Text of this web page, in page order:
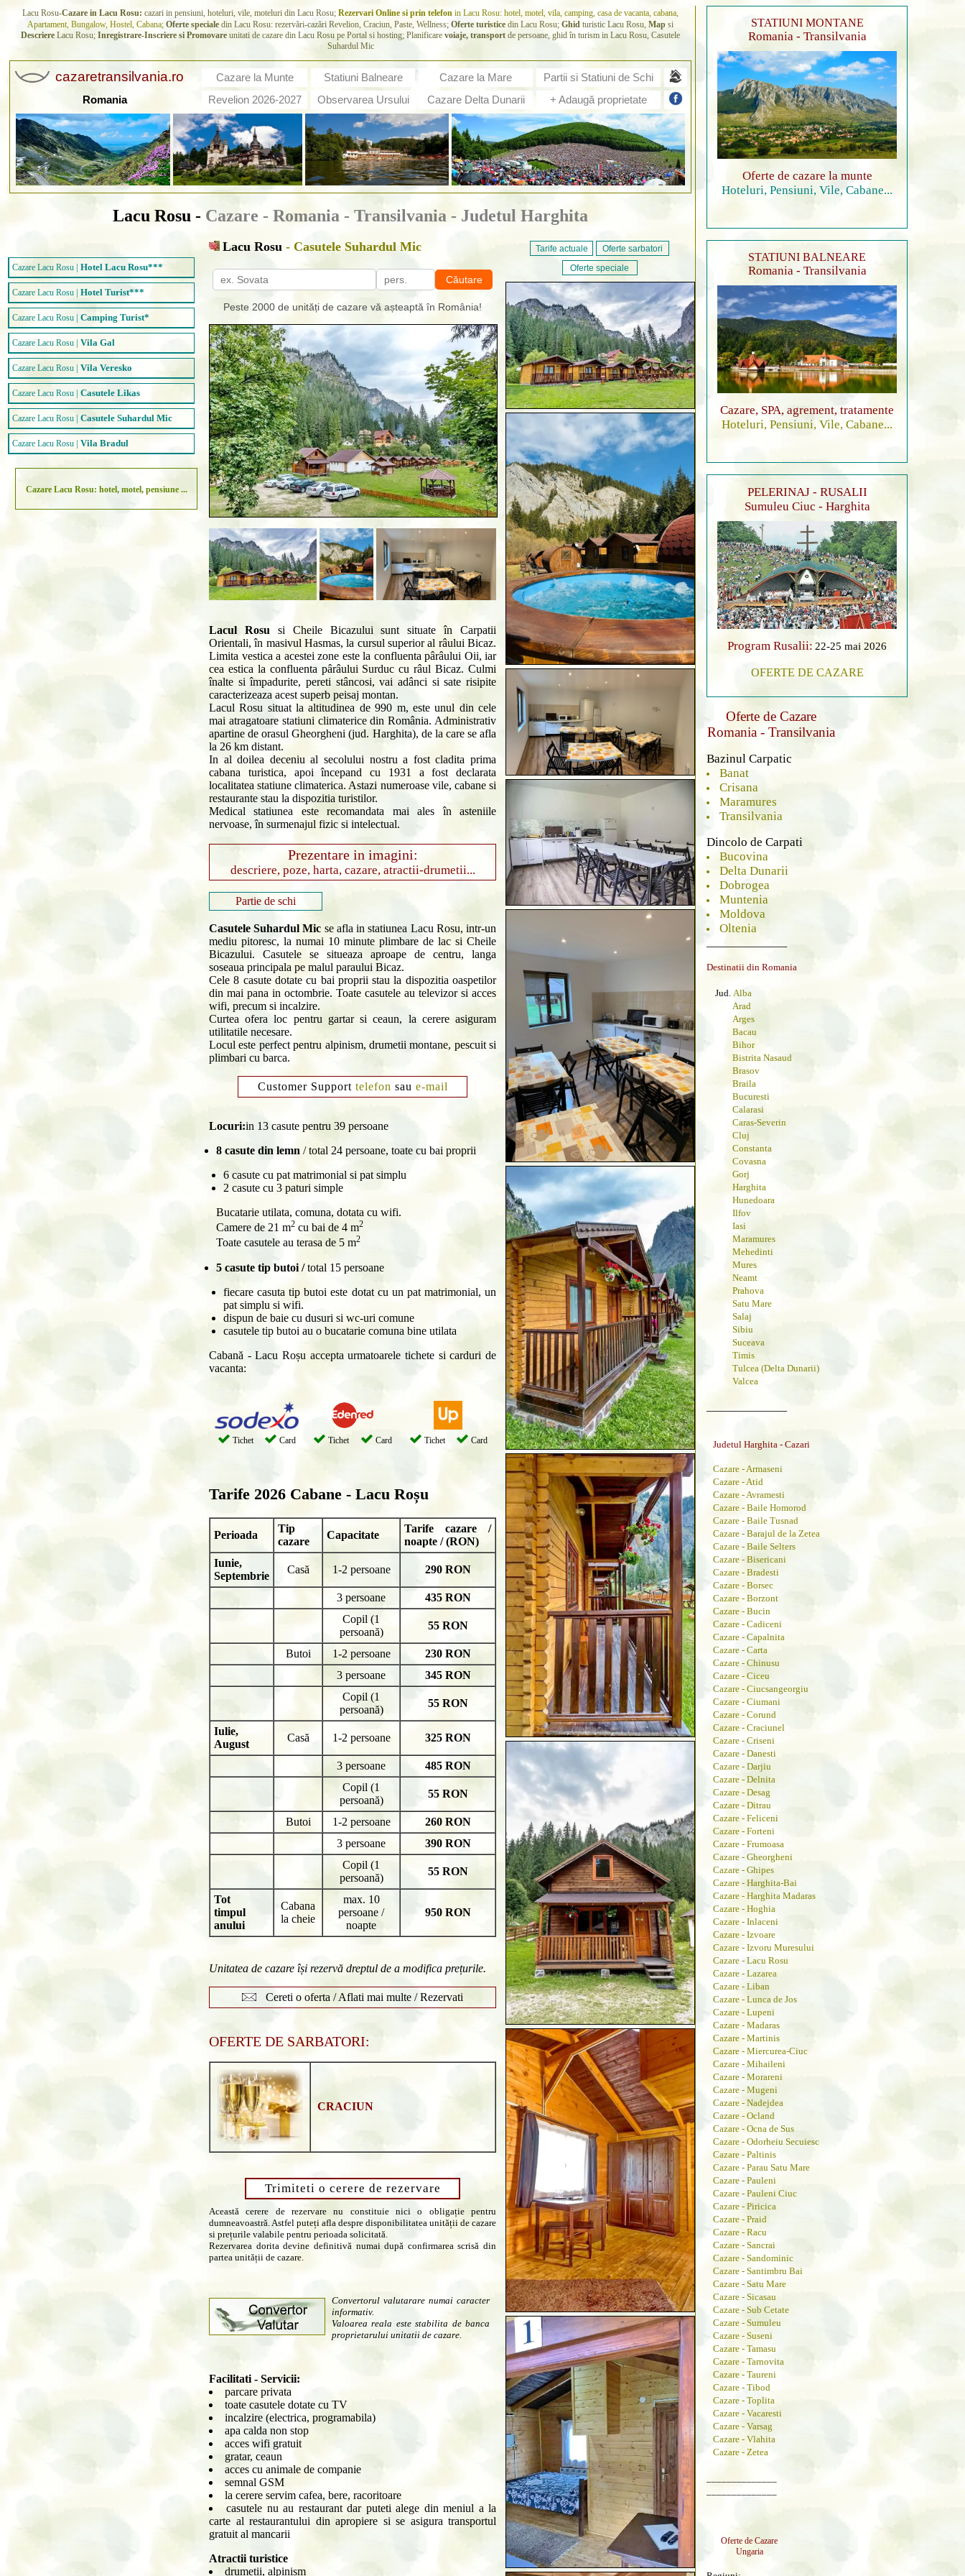
Lacu Rosu-Cazare in Lacu Rosu: cazari in pensiuni, hoteluri, vile, moteluri din Lacu Rosu; Rezervari Online si prin telefon in Lacu Rosu: hotel, motel, vila, camping, casa de vacanta, cabana,
Apartament, Bungalow, Hostel, Cabana; Oferte speciale din Lacu Rosu: rezervări-cazări Revelion, Craciun, Paste, Wellness; Oferte turistice din Lacu Rosu; Ghid turistic Lacu Rosu, Map si
Descriere Lacu Rosu; Inregistrare-Inscriere si Promovare unitati de cazare din Lacu Rosu pe Portal si hosting; Planificare voiaje, transport de persoane, ghid în turism in Lacu Rosu, Casutele
Suhardul Mic
cazaretransilvania.ro Cazare la Munte Statiuni Balneare Cazare la Mare
Partii si Statiuni de Schi
Romania
Revelion 2026-2027 Observarea Ursului Cazare Delta Dunarii + Adaugă proprietate
Lacu Rosu - Cazare - Romania - Transilvania - Judetul Harghita
Cazare Lacu Rosu | Hotel Lacu Rosu***
Cazare Lacu Rosu | Hotel Turist***
Cazare Lacu Rosu | Camping Turist*
Cazare Lacu Rosu | Vila Gal
Cazare Lacu Rosu | Vila Veresko
Cazare Lacu Rosu | Casutele Likas
Cazare Lacu Rosu | Casutele Suhardul Mic
Cazare Lacu Rosu | Vila Bradul
Cazare Lacu Rosu: hotel, motel, pensiune ...
Lacu Rosu - Casutele Suhardul Mic
Căutare
Peste 2000 de unități de cazare vă așteaptă în România!
Lacul Rosu si Cheile Bicazului sunt situate în Carpatii
Orientali, în masivul Hasmas, la cursul superior al râului Bicaz.
Limita vestica a acestei zone este la confluenta pârâului Oii, iar
cea estica la confluenta pârâului Surduc cu râul Bicaz. Culmi
înalte si împadurite, pereti stâncosi, vai adânci si sate risipite
caracterizeaza acest superb peisaj montan.
Lacul Rosu situat la altitudinea de 990 m, este unul din cele
mai atragatoare statiuni climaterice din România. Administrativ
apartine de orasul Gheorgheni (jud. Harghita), de la care se afla
la 26 km distant.
In al doilea deceniu al secolului nostru a fost cladita prima
cabana turistica, apoi începand cu 1931 a fost declarata
localitatea statiune climaterica. Astazi numeroase vile, cabane si
restaurante stau la dispozitia turistilor.
Medical statiunea este recomandata mai ales în asteniile
nervoase, în surmenajul fizic si intelectual.
Prezentare in imagini:
descriere, poze, harta, cazare, atractii-drumetii...
Partie de schi
Casutele Suhardul Mic se afla in statiunea Lacu Rosu, intr-un
mediu pitoresc, la numai 10 minute plimbare de lac si Cheile
Bicazului. Casutele se situeaza aproape de centru, langa
soseaua principala pe malul paraului Bicaz.
Cele 8 casute dotate cu bai proprii stau la dispozitia oaspetilor
din mai pana in octombrie. Toate casutele au televizor si acces
wifi, precum si incalzire.
Curtea ofera loc pentru gartar si ceaun, la cerere asiguram
utilitatile necesare.
Locul este perfect pentru alpinism, drumetii montane, pescuit si
plimbari cu barca.
Customer Support telefon sau e-mail
Locuri:in 13 casute pentru 39 persoane
8 casute din lemn / total 24 persoane, toate cu bai proprii
6 casute cu pat matrimonial si pat simplu
2 casute cu 3 paturi simple
Bucatarie utilata, comuna, dotata cu wifi.
Camere de 21 m2 cu bai de 4 m2
Toate casutele au terasa de 5 m2
5 casute tip butoi /total 15 persoane
fiecare casuta tip butoi este dotat cu un pat matrimonial, un
pat simplu si wifi.
dispun de baie cu dusuri si wc-uri comune
casutele tip butoi au o bucatarie comuna bine utilata
Cabană - Lacu Roșu accepta urmatoarele tichete si carduri de
vacanta:
Tichet Card Tichet Card Tichet Card
Tarife 2026 Cabane - Lacu Roșu
Perioada
Tip
cazare
Capacitate
Tarife cazare /
noapte / (RON)
Iunie,
Septembrie
Casă 1-2 persoane 290 RON
3 persoane
435 RON
Copil (1
persoană)
55 RON
Butoi 1-2 persoane
230 RON
3 persoane
345 RON
Copil (1
persoană)
55 RON
Iulie,
August
Casă 1-2 persoane 325 RON
3 persoane
485 RON
Copil (1
persoană)
55 RON
Butoi 1-2 persoane
260 RON
3 persoane
390 RON
Copil (1
persoană)
55 RON
Tot
timpul
anului
Cabana
la cheie
max. 10
persoane /
noapte
950 RON
Unitatea de cazare își rezervă dreptul de a modifica prețurile.
Cereti o oferta / Aflati mai multe / Rezervati
OFERTE DE SARBATORI:
CRACIUN
Trimiteti o cerere de rezervare
Această cerere de rezervare nu constituie nici o obligație pentru
dumneavoastră. Astfel puteți afla despre disponibilitatea unității de cazare
si prețurile valabile pentru perioada solicitată.
Rezervarea dorita devine definitivă numai după confirmarea scrisă din
partea unității de cazare.
Convertorul valutarare numai caracter
informativ.
Valoarea reala este stabilita de banca
proprietarului unitatii de cazare.
Facilitati - Servicii:
parcare privata
toate casutele dotate cu TV
incalzire (electrica, programabila)
apa calda non stop
acces wifi gratuit
gratar, ceaun
acces cu animale de companie
semnal GSM
la cerere servim cafea, bere, racoritoare
casutele nu au restaurant dar puteti alege din meniul a la
carte al restaurantului din apropiere si se asigura transportul
gratuit al mancarii
Atractii turistice
drumetii, alpinism
Tarife actuale
Oferte sarbatori
Oferte speciale
STATIUNI MONTANE
Romania - Transilvania
Oferte de cazare la munte
Hoteluri, Pensiuni, Vile, Cabane...
STATIUNI BALNEARE
Romania - Transilvania
Cazare, SPA, agrement, tratamente
Hoteluri, Pensiuni, Vile, Cabane...
PELERINAJ - RUSALII
Sumuleu Ciuc - Harghita
Program Rusalii: 22-25 mai 2026
OFERTE DE CAZARE
Oferte de Cazare
Romania - Transilvania
Bazinul Carpatic
Banat
Crisana
Maramures
Transilvania
Dincolo de Carpati
Bucovina
Delta Dunarii
Dobrogea
Muntenia
Moldova
Oltenia
Destinatii din Romania
Jud. Alba
Arad
Arges
Bacau
Bihor
Bistrita Nasaud
Brasov
Braila
Bucuresti
Calarasi
Caras-Severin
Cluj
Constanta
Covasna
Gorj
Harghita
Hunedoara
Ilfov
Iasi
Maramures
Mehedinti
Mures
Neamt
Prahova
Satu Mare
Salaj
Sibiu
Suceava
Timis
Tulcea (Delta Dunarii)
Valcea
Judetul Harghita - Cazari
Cazare - Armaseni
Cazare - Atid
Cazare - Avramesti
Cazare - Baile Homorod
Cazare - Baile Tusnad
Cazare - Barajul de la Zetea
Cazare - Baile Selters
Cazare - Bisericani
Cazare - Bradesti
Cazare - Borsec
Cazare - Borzont
Cazare - Bucin
Cazare - Cadiceni
Cazare - Capalnita
Cazare - Carta
Cazare - Chinusu
Cazare - Ciceu
Cazare - Ciucsangeorgiu
Cazare - Ciumani
Cazare - Corund
Cazare - Craciunel
Cazare - Criseni
Cazare - Danesti
Cazare - Darjiu
Cazare - Delnita
Cazare - Desag
Cazare - Ditrau
Cazare - Feliceni
Cazare - Forteni
Cazare - Frumoasa
Cazare - Gheorgheni
Cazare - Ghipes
Cazare - Harghita-Bai
Cazare - Harghita Madaras
Cazare - Hoghia
Cazare - Inlaceni
Cazare - Izvoare
Cazare - Izvoru Muresului
Cazare - Lacu Rosu
Cazare - Lazarea
Cazare - Liban
Cazare - Lunca de Jos
Cazare - Lupeni
Cazare - Madaras
Cazare - Martinis
Cazare - Miercurea-Ciuc
Cazare - Mihaileni
Cazare - Morareni
Cazare - Mugeni
Cazare - Nadejdea
Cazare - Ocland
Cazare - Ocna de Sus
Cazare - Odorheiu Secuiesc
Cazare - Paltinis
Cazare - Parau Satu Mare
Cazare - Pauleni
Cazare - Pauleni Ciuc
Cazare - Piricica
Cazare - Praid
Cazare - Racu
Cazare - Sancrai
Cazare - Sandominic
Cazare - Santimbru Bai
Cazare - Satu Mare
Cazare - Sicasau
Cazare - Sub Cetate
Cazare - Sumuleu
Cazare - Suseni
Cazare - Tamasu
Cazare - Tarnovita
Cazare - Taureni
Cazare - Tibod
Cazare - Toplita
Cazare - Vacaresti
Cazare - Varsag
Cazare - Vlahita
Cazare - Zetea
Oferte de Cazare
Ungaria